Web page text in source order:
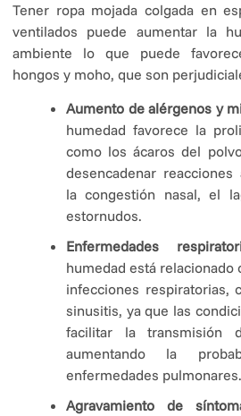
Tener ropa mojada colgada en
ventilados puede aumentar la
ambiente lo que puede
hongos y moho, que son
Aumento de alérgenos y
humedad favorece la
como los ácaros del
desencadenar reacciones
la congestión nasal, el
estornudos.
Enfermedades
humedad está relacionado
infecciones respiratorias,
sinusitis, ya que las
facilitar la transmisión
aumentando la
enfermedades pulmonares.
Agravamiento de